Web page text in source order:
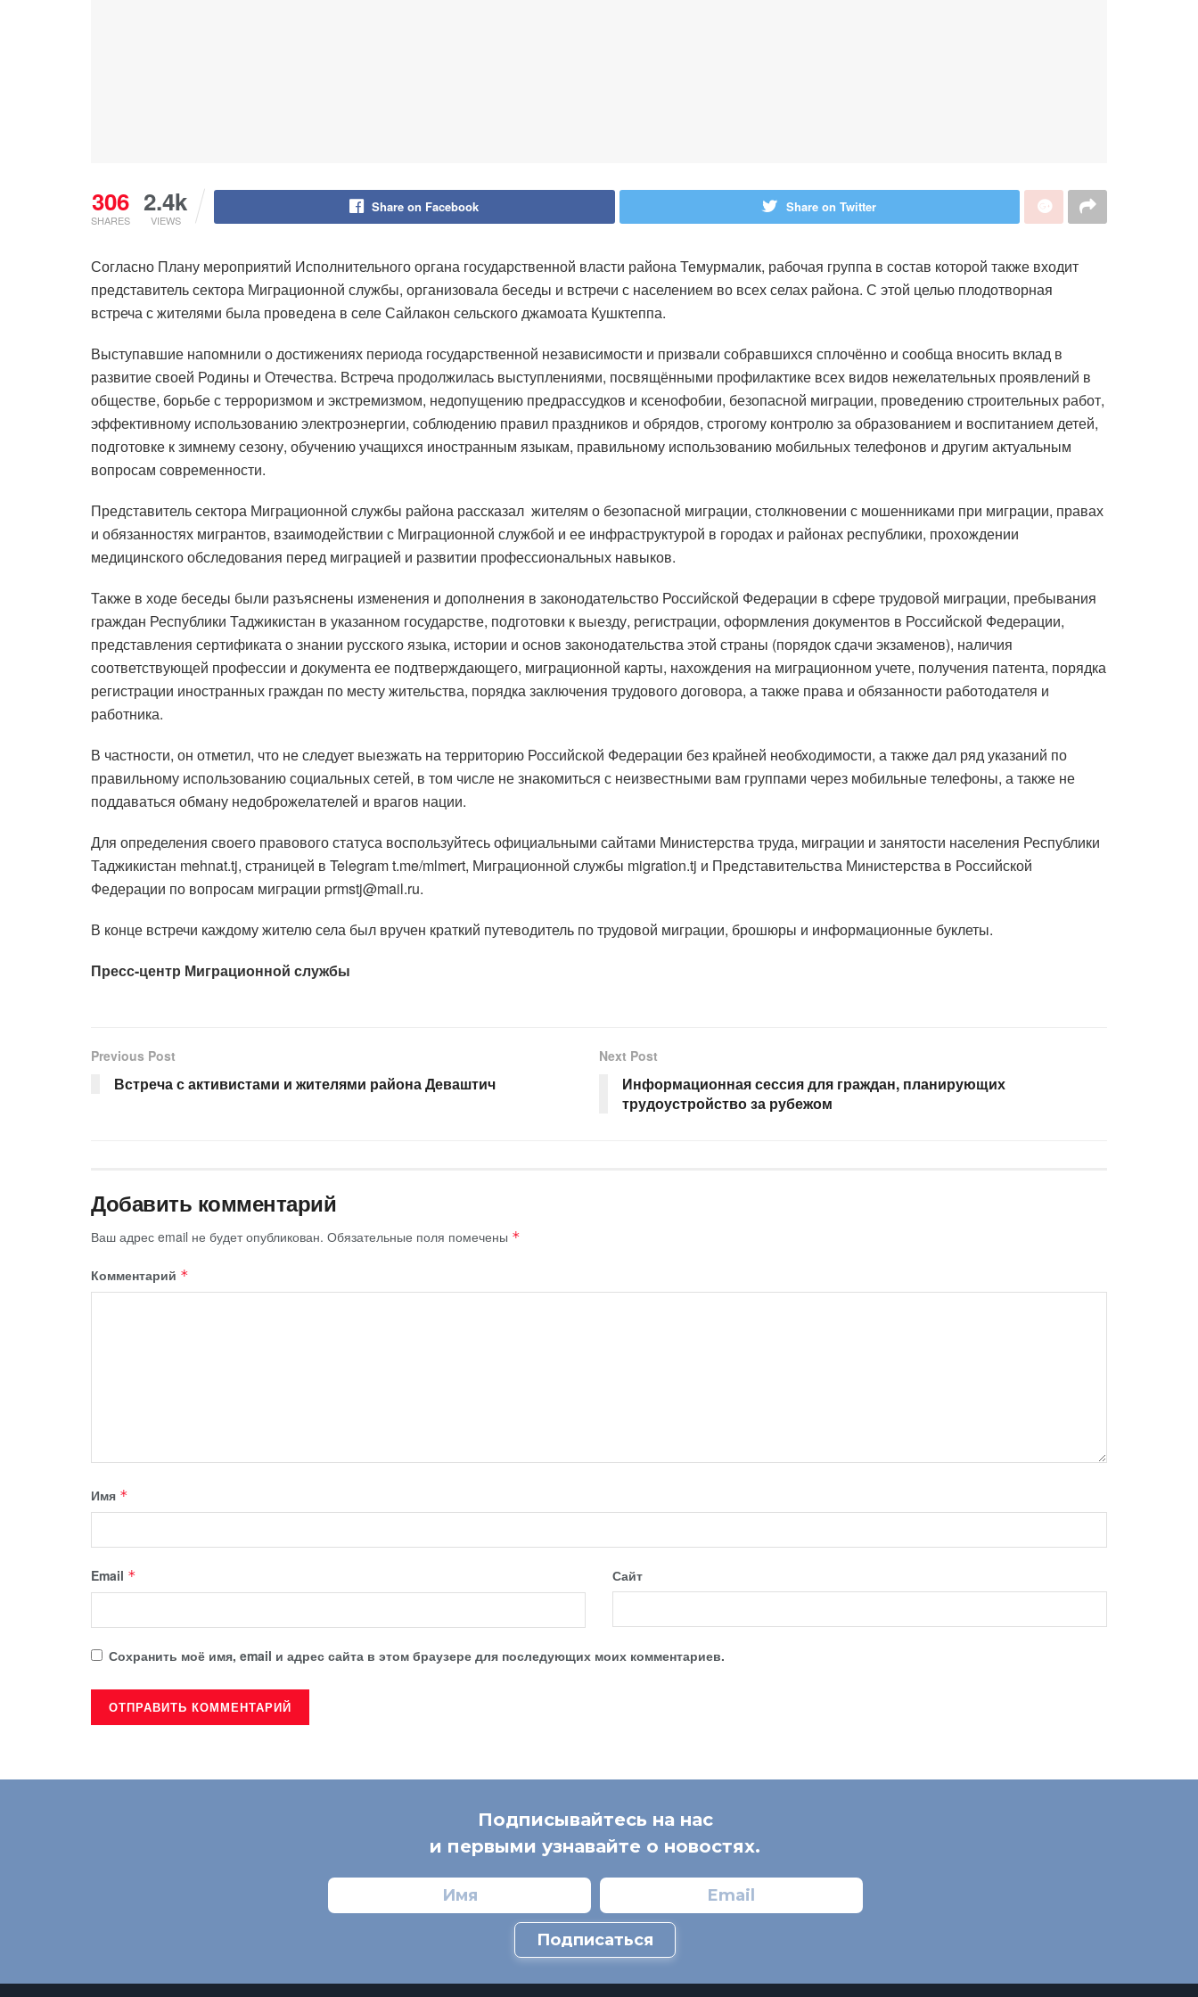
306
SHARES
2.4k
VIEWS
Share on Facebook Share on Twitter
Согласно Плану мероприятий Исполнительного органа государственной власти района Темурмалик, рабочая группа в состав которой также входит
представитель сектора Миграционной службы, организовала беседы и встречи с населением во всех селах района. С этой целью плодотворная
встреча с жителями была проведена в селе Сайлакон сельского джамоата Кушктеппа.
Выступавшие напомнили о достижениях периода государственной независимости и призвали собравшихся сплочённо и сообща вносить вклад в
развитие своей Родины и Отечества. Встреча продолжилась выступлениями, посвящёнными профилактике всех видов нежелательных проявлений в
обществе, борьбе с терроризмом и экстремизмом, недопущению предрассудков и ксенофобии, безопасной миграции, проведению строительных работ,
эффективному использованию электроэнергии, соблюдению правил праздников и обрядов, строгому контролю за образованием и воспитанием детей,
подготовке к зимнему сезону, обучению учащихся иностранным языкам, правильному использованию мобильных телефонов и другим актуальным
вопросам современности.
Представитель сектора Миграционной службы района рассказал жителям о безопасной миграции, столкновении с мошенниками при миграции, правах
и обязанностях мигрантов, взаимодействии с Миграционной службой и ее инфраструктурой в городах и районах республики, прохождении
медицинского обследования перед миграцией и развитии профессиональных навыков.
Также в ходе беседы были разъяснены изменения и дополнения в законодательство Российской Федерации в сфере трудовой миграции, пребывания
граждан Республики Таджикистан в указанном государстве, подготовки к выезду, регистрации, оформления документов в Российской Федерации,
представления сертификата о знании русского языка, истории и основ законодательства этой страны (порядок сдачи экзаменов), наличия
соответствующей профессии и документа ее подтверждающего, миграционной карты, нахождения на миграционном учете, получения патента, порядка
регистрации иностранных граждан по месту жительства, порядка заключения трудового договора, а также права и обязанности работодателя и
работника.
В частности, он отметил, что не следует выезжать на территорию Российской Федерации без крайней необходимости, а также дал ряд указаний по
правильному использованию социальных сетей, в том числе не знакомиться с неизвестными вам группами через мобильные телефоны, а также не
поддаваться обману недоброжелателей и врагов нации.
Для определения своего правового статуса воспользуйтесь официальными сайтами Министерства труда, миграции и занятости населения Республики
Таджикистан mehnat.tj, страницей в Telegram t.me/mlmert, Миграционной службы migration.tj и Представительства Министерства в Российской
Федерации по вопросам миграции prmstj@mail.ru.
В конце встречи каждому жителю села был вручен краткий путеводитель по трудовой миграции, брошюры и информационные буклеты.
Пресс-центр Миграционной службы
Previous Post
Встреча с активистами и жителями района Деваштич
Next Post
Информационная сессия для граждан, планирующих
трудоустройство за рубежом
Добавить комментарий
Ваш адрес email не будет опубликован. Обязательные поля помечены *
Комментарий *
Имя *
Email * Сайт
Сохранить моё имя, email и адрес сайта в этом браузере для последующих моих комментариев.
Подписывайтесь на нас
и первыми узнавайте о новостях.
Подписаться